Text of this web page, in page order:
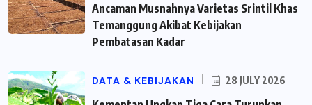
Ancaman Musnahnya Varietas Srintil Khas
Temanggung Akibat Kebijakan
Pembatasan Kadar
DATA & KEBIJAKAN 28 JULY 2026